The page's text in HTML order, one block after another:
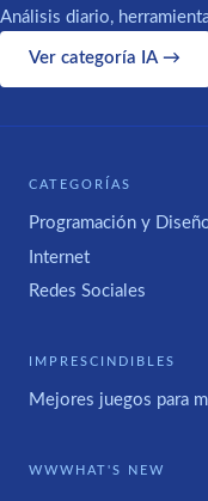
Análisis diario,
Ver categoría IA →
CATEGORÍAS
Programación y
Internet
Redes Sociales
IMPRESCINDIBLES
Mejores juegos para
WWWHAT'S NEW